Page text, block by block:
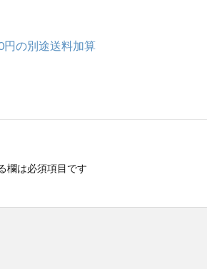
の別途送料加算
欄は必須項目です